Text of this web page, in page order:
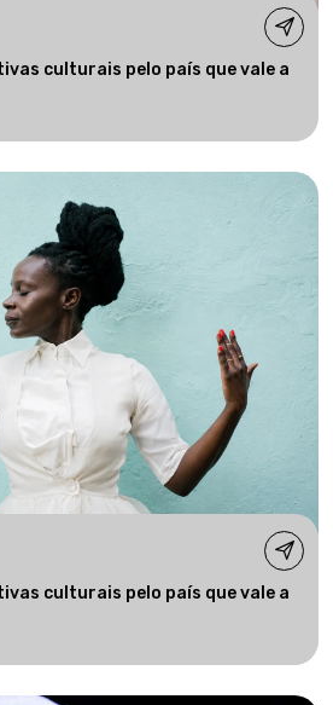
culturais pelo país que vale a
culturais pelo país que vale a